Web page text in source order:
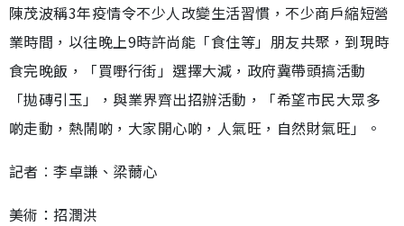
陳茂波稱3年疫情令不少人改變生活習慣，不少商戶縮短營
業時間，以往晚上9時許尚能「食住等」朋友共聚，到現時
食完晚飯，「買嘢行街」選擇大減，政府冀帶頭搞活動
「拋磚引玉」，與業界齊出招辦活動，「希望市民大眾多
啲走動，熱鬧啲，大家開心啲，人氣旺，自然財氣旺」。
記者︰李卓謙、梁薾心
美術：招潤洪